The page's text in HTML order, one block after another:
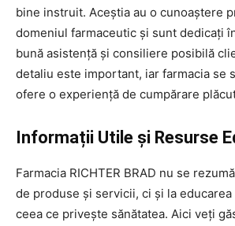
bine instruit. Aceștia au o cunoaștere
domeniul farmaceutic și sunt dedicați
bună asistență și consiliere posibilă
detaliu este important, iar farmacia se
ofere o experiență de cumpărare
Informații Utile și Resurse
Farmacia RICHTER BRAD nu se
de produse și servicii, ci și la
ceea ce privește sănătatea. Aici veți